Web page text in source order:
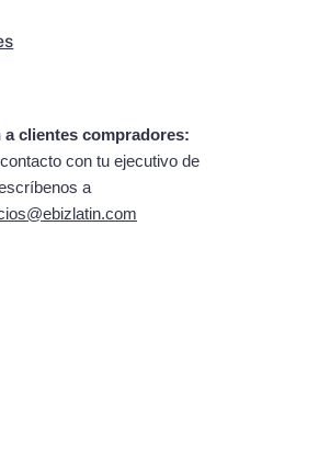
clientes compradores:
con tu ejecutivo de
a